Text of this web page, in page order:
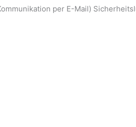
per E-Mail)